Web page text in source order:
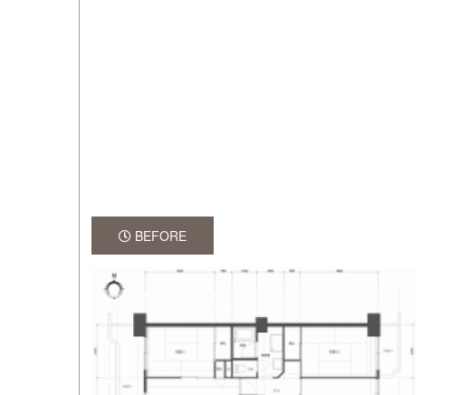
BEFORE